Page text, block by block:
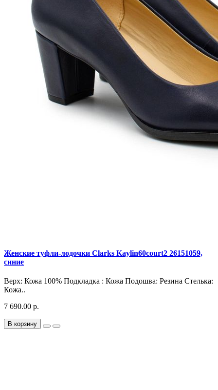
Женские туфли-лодочки Clarks Kaylin60court2 26151059,
синие
Верх: Кожа 100% Подкладка : Кожа Подошва: Резина Стелька:
Кожа..
7 690.00 р.
В корзину